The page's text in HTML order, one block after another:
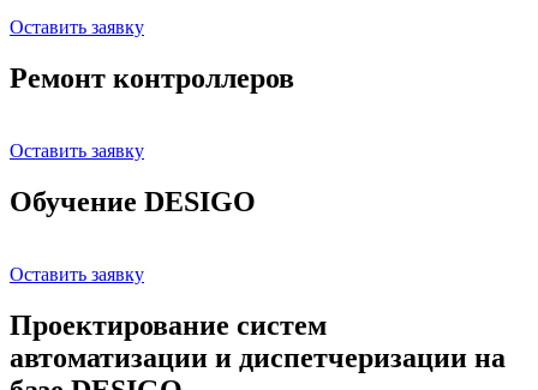
Оставить заявку
Ремонт контроллеров
Оставить заявку
Обучение DESIGO
Оставить заявку
Проектирование систем
автоматизации и диспетчеризации на